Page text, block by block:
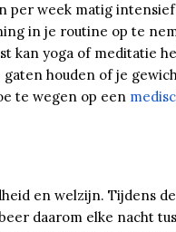
per week matig
in je routine op te
kan yoga of meditatie
houden of je
te wegen op een
en welzijn. Tijdens
daarom elke nacht